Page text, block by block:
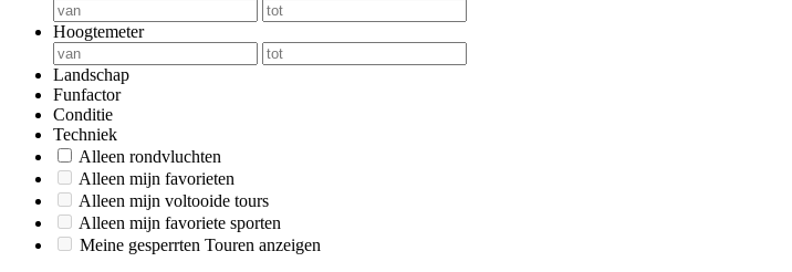
Hoogtemeter
Landschap
Funfactor
Conditie
Techniek
Alleen rondvluchten
Alleen mijn favorieten
Alleen mijn voltooide tours
Alleen mijn favoriete sporten
Meine gesperrten Touren anzeigen